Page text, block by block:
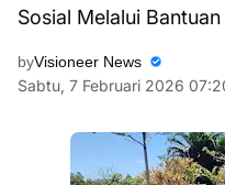
Sosial Melalui
byVisioneer News
Sabtu, 7 Februari 2026